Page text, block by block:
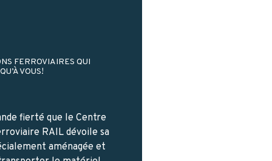
FERROVIAIRES QUI
VOUS!
fierté que le Centre
RAIL dévoile sa
aménagée et